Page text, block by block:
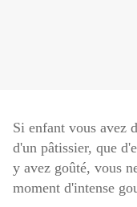
Si enfant vous avez
d'un pâtissier, que
y avez goûté, vous
moment d'intense